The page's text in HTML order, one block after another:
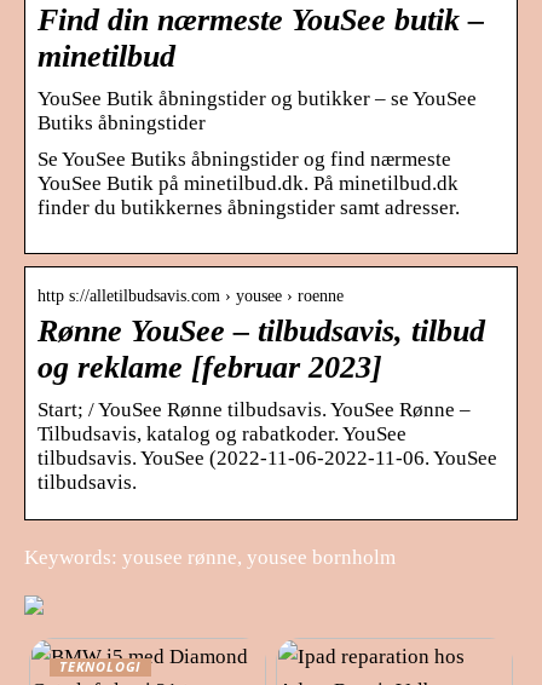
Find din nærmeste YouSee butik –
minetilbud
YouSee Butik åbningstider og butikker – se YouSee
Butiks åbningstider
Se YouSee Butiks åbningstider og find nærmeste
YouSee Butik på minetilbud.dk. På minetilbud.dk
finder du butikkernes åbningstider samt adresser.
http s://alletilbudsavis.com › yousee › roenne
Rønne YouSee – tilbudsavis, tilbud
og reklame [februar 2023]
Start; / YouSee Rønne tilbudsavis. YouSee Rønne –
Tilbudsavis, katalog og rabatkoder. YouSee
tilbudsavis. YouSee (2022-11-06-2022-11-06. YouSee
tilbudsavis.
Keywords: yousee rønne, yousee bornholm
TEKNOLOGI